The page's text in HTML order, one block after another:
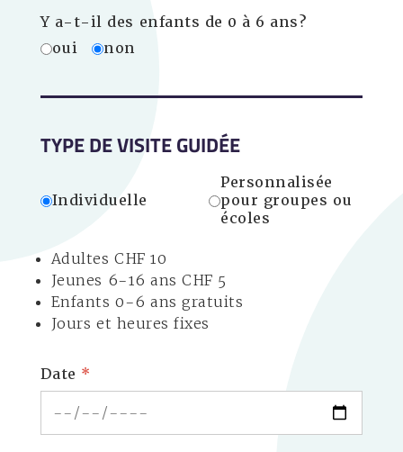
Y a-t-il des enfants de 0 à 6 ans?
oui
non
TYPE DE VISITE GUIDÉE
Individuelle
Personnalisée
pour groupes ou
écoles
Adultes CHF 10
Jeunes 6-16 ans CHF 5
Enfants 0-6 ans gratuits
Jours et heures fixes
Date *